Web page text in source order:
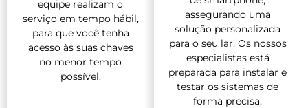
equipe realizam o
serviço em tempo hábil,
para que você tenha
acesso às suas chaves
no menor tempo
possível.
assegurando uma
solução personalizada
para o seu lar. Os nossos
especialistas está
preparada para instalar e
testar os sistemas de
forma precisa,